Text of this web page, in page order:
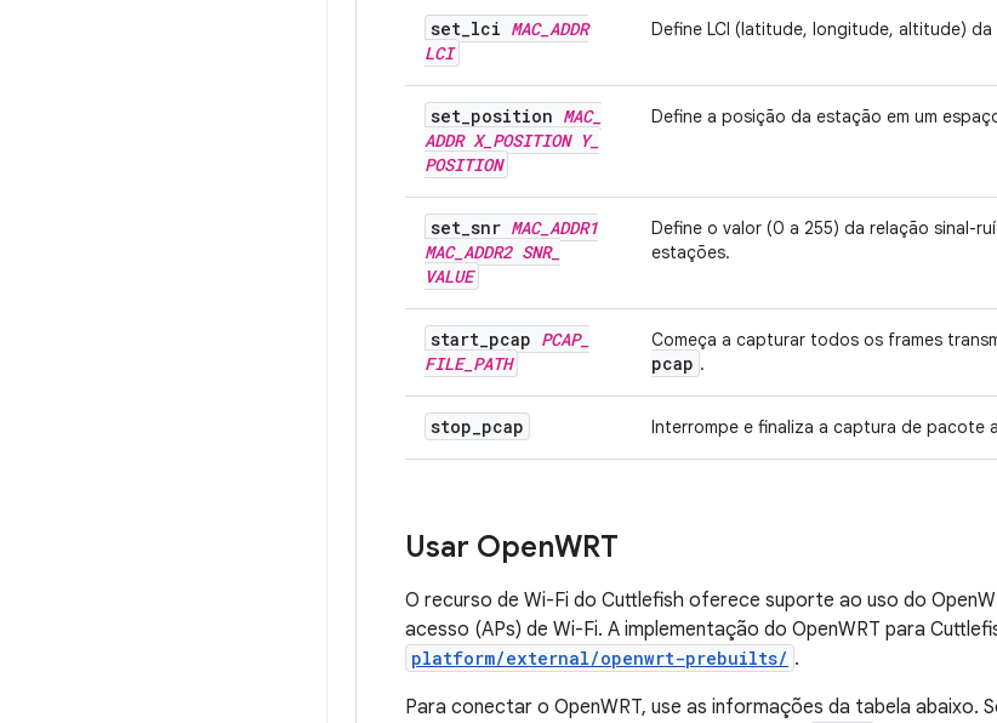
set_lci MAC_ ADDR
LCI
Define LCI (latitude, longitude, altitude)
set_position MAC_
ADDR X_ POSITION Y_
POSITION
Define a posição da estação em um
set_snr MAC_ ADDR1
MAC_ ADDR2 SNR_
VALUE
Define o valor (0 a 255) da relação sinal-
estações.
start_pcap PCAP_
FILE_ PATH
Começa a capturar todos os frames
pcap .
stop_pcap Interrompe e finaliza a captura de pacote
Usar OpenWRT
O recurso de Wi-Fi do Cuttlefish oferece suporte ao uso do
acesso (APs) de Wi-Fi. A implementação do OpenWRT para
platform/external/openwrt-prebuilts/ .
Para conectar o OpenWRT, use as informações da tabela abaixo.